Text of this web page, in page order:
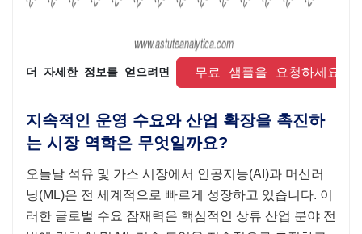
더 자세한 정보를 얻으려면 무료 샘플을 요청하세요
지속적인 운영 수요와 산업 확장을 촉진하
는 시장 역학은 무엇일까요?
오늘날 석유 및 가스 시장에서 인공지능(AI)과 머신러
닝(ML)은 전 세계적으로 빠르게 성장하고 있습니다. 이
러한 글로벌 수요 잠재력은 핵심적인 상류 산업 분야 전